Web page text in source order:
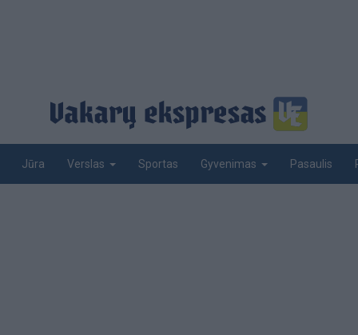
Jūra Verslas Sportas Gyvenimas Pasaulis